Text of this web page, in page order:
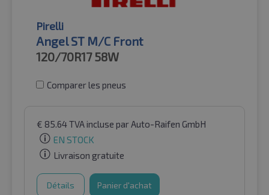
Pirelli
Angel ST M/C Front
120/70R17 58W
Comparer les pneus
€ 85.64TVA incluse par Auto-Raifen GmbH
EN STOCK
Livraison gratuite
Détails Panier d'achat